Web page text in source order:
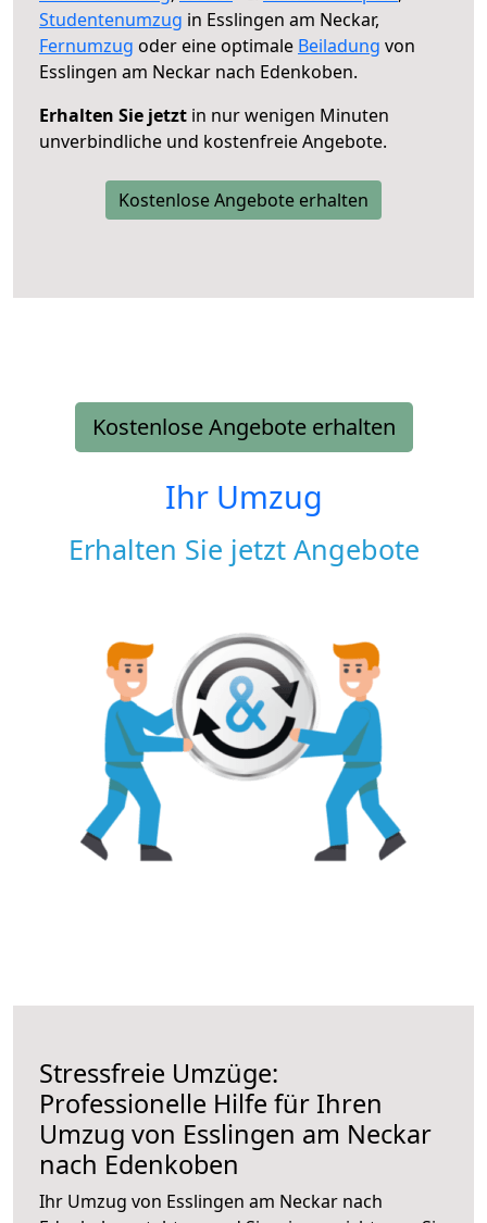
Studentenumzug in Esslingen am Neckar,
Fernumzug oder eine optimale Beiladung von
Esslingen am Neckar nach Edenkoben.
Erhalten Sie jetzt in nur wenigen Minuten
unverbindliche und kostenfreie Angebote.
Kostenlose Angebote erhalten
Kostenlose Angebote erhalten
Ihr Umzug
Erhalten Sie jetzt Angebote
Stressfreie Umzüge:
Professionelle Hilfe für Ihren
Umzug von Esslingen am Neckar
nach Edenkoben
Ihr Umzug von Esslingen am Neckar nach